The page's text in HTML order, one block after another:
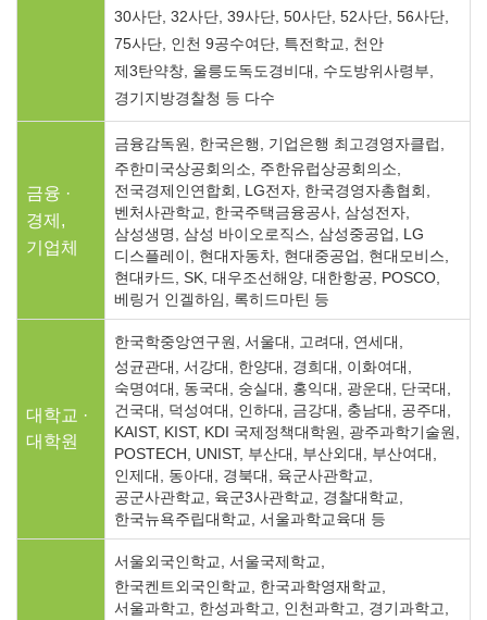
30사단, 32사단, 39사단, 50사단, 52사단, 56사단,
75사단, 인천 9공수여단, 특전학교, 천안
제3탄약창, 울릉도독도경비대, 수도방위사령부,
경기지방경찰청 등 다수
금융 ·
경제,
기업체
금융감독원, 한국은행, 기업은행 최고경영자클럽,
주한미국상공회의소, 주한유럽상공회의소,
전국경제인연합회, LG전자, 한국경영자총협회,
벤처사관학교, 한국주택금융공사, 삼성전자,
삼성생명, 삼성 바이오로직스, 삼성중공업, LG
디스플레이, 현대자동차, 현대중공업, 현대모비스,
현대카드, SK, 대우조선해양, 대한항공, POSCO,
베링거 인겔하임, 록히드마틴 등
대학교 ·
대학원
한국학중앙연구원, 서울대, 고려대, 연세대,
성균관대, 서강대, 한양대, 경희대, 이화여대,
숙명여대, 동국대, 숭실대, 홍익대, 광운대, 단국대,
건국대, 덕성여대, 인하대, 금강대, 충남대, 공주대,
KAIST, KIST, KDI 국제정책대학원, 광주과학기술원,
POSTECH, UNIST, 부산대, 부산외대, 부산여대,
인제대, 동아대, 경북대, 육군사관학교,
공군사관학교, 육군3사관학교, 경찰대학교,
한국뉴욕주립대학교, 서울과학교육대 등
서울외국인학교, 서울국제학교,
한국켄트외국인학교, 한국과학영재학교,
서울과학고, 한성과학고, 인천과학고, 경기과학고,